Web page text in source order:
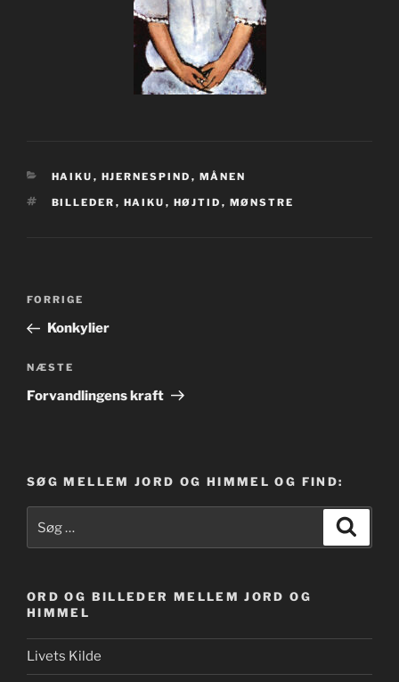
KATEGORIER
HAIKU , HJERNESPIND , MÅNEN
TAGS
BILLEDER , HAIKU , HØJTID , MØNSTRE
Indlægsnavigation
Forrige
indlæg
FORRIGE
Konkylier
Næste
indlæg
NÆSTE
Forvandlingens kraft
SØG MELLEM JORD OG HIMMEL OG FIND:
efter:
ORD OG BILLEDER MELLEM JORD OG
HIMMEL
Livets Kilde